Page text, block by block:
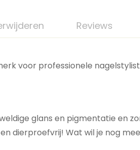
Reviews
voor professionele
glans en pigmentatie en
dierproefvrij! Wat wil je nog